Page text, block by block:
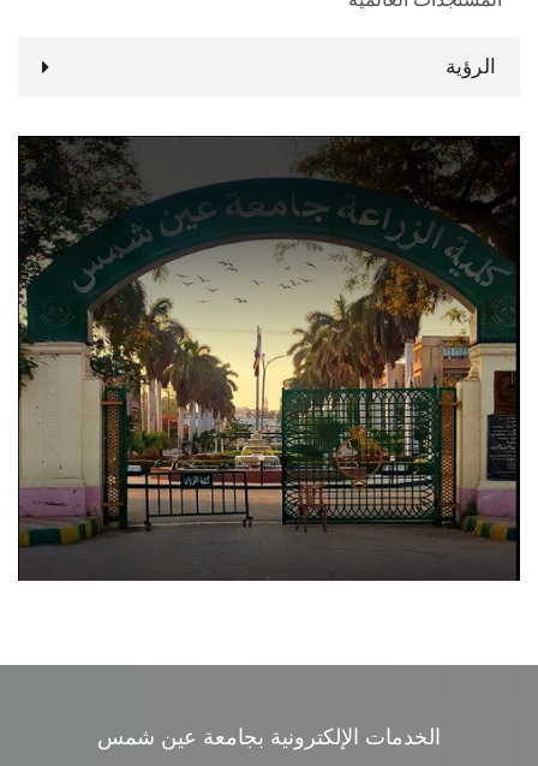
الرؤية
الخدمات الإلكترونية بجامعة عين شمس